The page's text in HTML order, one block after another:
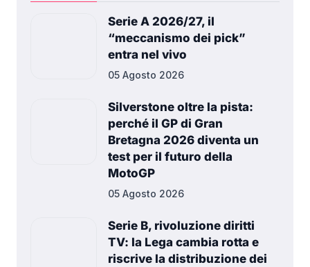
Serie A 2026/27, il
“meccanismo dei pick”
entra nel vivo
05 Agosto 2026
Silverstone oltre la pista:
perché il GP di Gran
Bretagna 2026 diventa un
test per il futuro della
MotoGP
05 Agosto 2026
Serie B, rivoluzione diritti
TV: la Lega cambia rotta e
riscrive la distribuzione dei